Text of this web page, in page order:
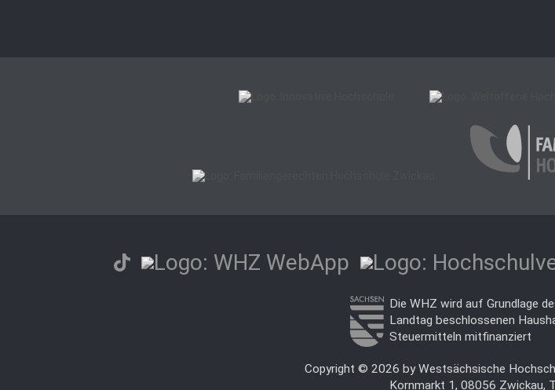
Die WHZ wird auf Grundlage
Landtag beschlossenen
Steuermitteln mitfinanziert
Copyright © 2026 by Westsächsische
Kornmarkt 1, 08056 Zwickau,